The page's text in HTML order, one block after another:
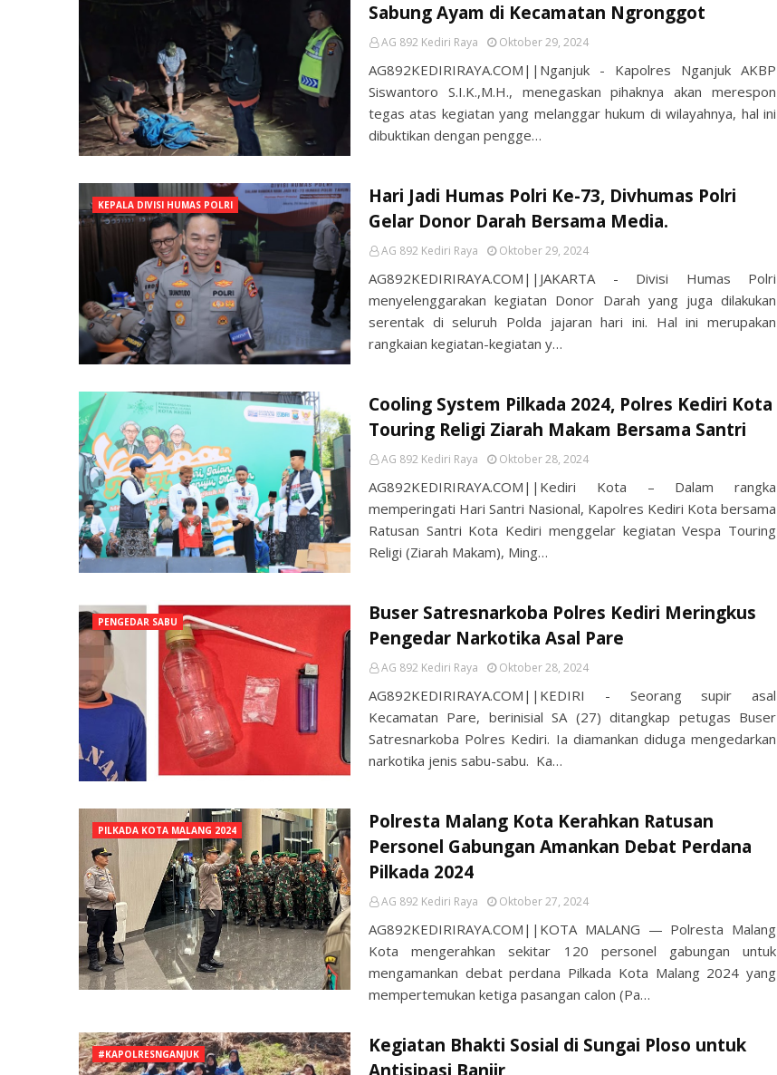
Sabung Ayam di Kecamatan Ngronggot
AG 892 Kediri Raya Oktober 29, 2024
AG892KEDIRIRAYA.COM||Nganjuk - Kapolres Nganjuk AKBP
Siswantoro S.I.K.,M.H., menegaskan pihaknya akan merespon
tegas atas kegiatan yang melanggar hukum di wilayahnya, hal ini
dibuktikan dengan pengge…
KEPALA DIVISI HUMAS POLRI
Hari Jadi Humas Polri Ke-73, Divhumas Polri
Gelar Donor Darah Bersama Media.
AG 892 Kediri Raya Oktober 29, 2024
AG892KEDIRIRAYA.COM||JAKARTA - Divisi Humas Polri
menyelenggarakan kegiatan Donor Darah yang juga dilakukan
serentak di seluruh Polda jajaran hari ini. Hal ini merupakan
rangkaian kegiatan-kegiatan y…
Cooling System Pilkada 2024, Polres Kediri Kota
Touring Religi Ziarah Makam Bersama Santri
AG 892 Kediri Raya Oktober 28, 2024
AG892KEDIRIRAYA.COM||Kediri Kota – Dalam rangka
memperingati Hari Santri Nasional, Kapolres Kediri Kota bersama
Ratusan Santri Kota Kediri menggelar kegiatan Vespa Touring
Religi (Ziarah Makam), Ming…
PENGEDAR SABU
Buser Satresnarkoba Polres Kediri Meringkus
Pengedar Narkotika Asal Pare
AG 892 Kediri Raya Oktober 28, 2024
AG892KEDIRIRAYA.COM||KEDIRI - Seorang supir asal
Kecamatan Pare, berinisial SA (27) ditangkap petugas Buser
Satresnarkoba Polres Kediri. Ia diamankan diduga mengedarkan
narkotika jenis sabu-sabu. Ka…
PILKADA KOTA MALANG 2024
Polresta Malang Kota Kerahkan Ratusan
Personel Gabungan Amankan Debat Perdana
Pilkada 2024
AG 892 Kediri Raya Oktober 27, 2024
AG892KEDIRIRAYA.COM||KOTA MALANG — Polresta Malang
Kota mengerahkan sekitar 120 personel gabungan untuk
mengamankan debat perdana Pilkada Kota Malang 2024 yang
mempertemukan ketiga pasangan calon (Pa…
#KAPOLRESNGANJUK
Kegiatan Bhakti Sosial di Sungai Ploso untuk